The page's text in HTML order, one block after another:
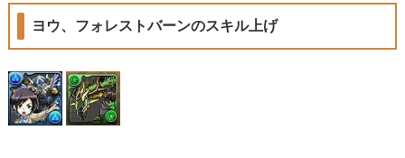
ヨウ、フォレストバーンのスキル上げ